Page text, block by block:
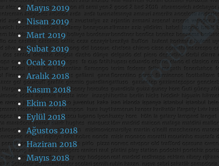
Mayıs 2019
Nisan 2019
Mart 2019
Şubat 2019
Ocak 2019
Aralık 2018
Kasım 2018
Ekim 2018
Eylül 2018
Ağustos 2018
Haziran 2018
Mayıs 2018